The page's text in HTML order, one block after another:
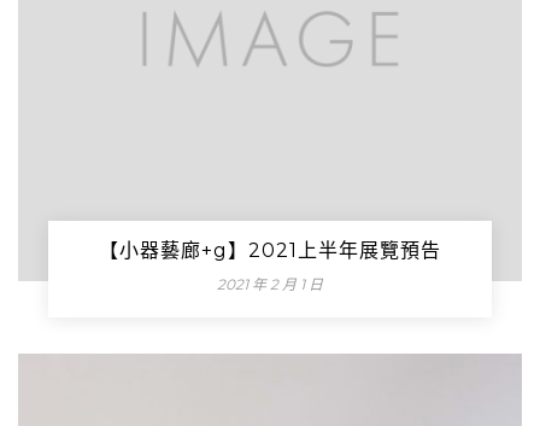
【小器藝廊+g】2021上半年展覽預告
2021 年 2 月 1 日